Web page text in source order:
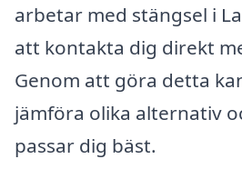
arbetar med stängsel i
att kontakta dig direkt
Genom att göra detta
jämföra olika alternativ
passar dig bäst.